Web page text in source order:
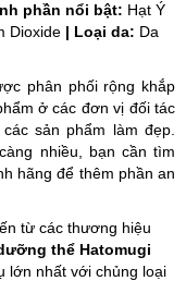
phần nổi bật: Hạt Ý
Dioxide | Loại da: Da
phân phối rộng khắp
ở các đơn vị đối tác
sản phẩm làm đẹp.
nhiều, bạn cần tìm
hãng để thêm phần an
từ các thương hiệu
thể Hatomugi
lớn nhất với chủng loại